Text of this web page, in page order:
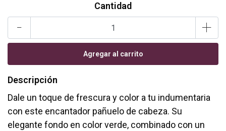
Cantidad
- +
Descripción
Dale un toque de frescura y color a tu indumentaria
con este encantador pañuelo de cabeza. Su
elegante fondo en color verde, combinado con un